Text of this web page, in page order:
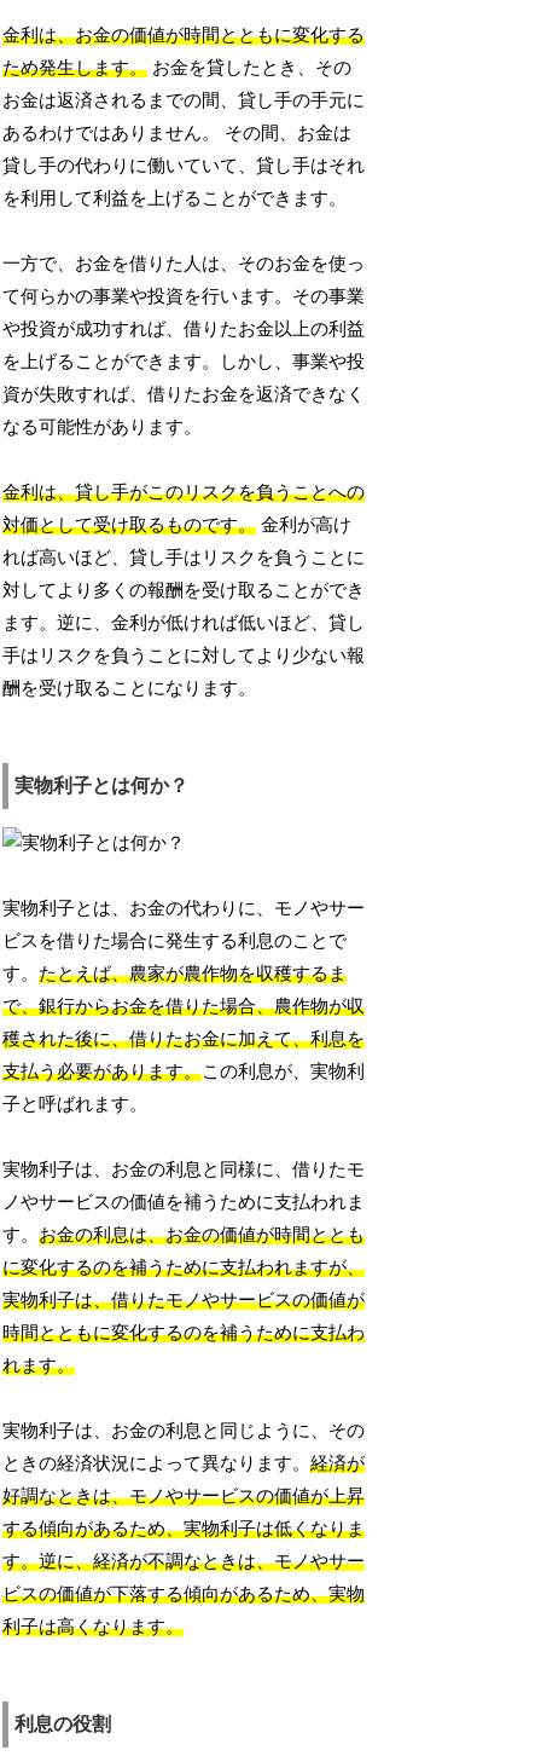
金利は、お金の価値が時間とともに変化する
ため発生します。 お金を貸したとき、その
お金は返済されるまでの間、貸し手の手元に
あるわけではありません。 その間、お金は
貸し手の代わりに働いていて、貸し手はそれ
を利用して利益を上げることができます。
一方で、お金を借りた人は、そのお金を使っ
て何らかの事業や投資を行います。その事業
や投資が成功すれば、借りたお金以上の利益
を上げることができます。しかし、事業や投
資が失敗すれば、借りたお金を返済できなく
なる可能性があります。
金利は、貸し手がこのリスクを負うことへの
対価として受け取るものです。 金利が高け
れば高いほど、貸し手はリスクを負うことに
対してより多くの報酬を受け取ることができ
ます。逆に、金利が低ければ低いほど、貸し
手はリスクを負うことに対してより少ない報
酬を受け取ることになります。
実物利子とは何か？
実物利子とは、お金の代わりに、モノやサー
ビスを借りた場合に発生する利息のことで
す。たとえば、農家が農作物を収穫するま
で、銀行からお金を借りた場合、農作物が収
穫された後に、借りたお金に加えて、利息を
支払う必要があります。この利息が、実物利
子と呼ばれます。
実物利子は、お金の利息と同様に、借りたモ
ノやサービスの価値を補うために支払われま
す。お金の利息は、お金の価値が時間ととも
に変化するのを補うために支払われますが、
実物利子は、借りたモノやサービスの価値が
時間とともに変化するのを補うために支払わ
れます。
実物利子は、お金の利息と同じように、その
ときの経済状況によって異なります。経済が
好調なときは、モノやサービスの価値が上昇
する傾向があるため、実物利子は低くなりま
す。逆に、経済が不調なときは、モノやサー
ビスの価値が下落する傾向があるため、実物
利子は高くなります。
利息の役割